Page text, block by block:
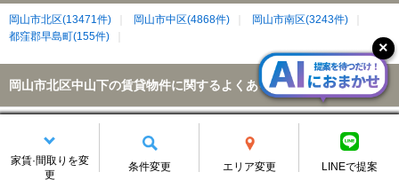
家賃·間取りを変
更
条件変更 エリア変更 LINEで提案
岡山市北区(13471件) 岡山市中区(4868件)
岡山市南区(3243件)
都窪郡早島町(155件)
岡山市北区中山下の賃貸物件に関するよくある質問
岡山市北区中山下の家賃相場はどれくらいですか？また、家賃を